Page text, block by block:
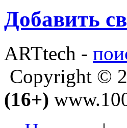
Добавить
ARTtech -
Copyright ©
(16+)